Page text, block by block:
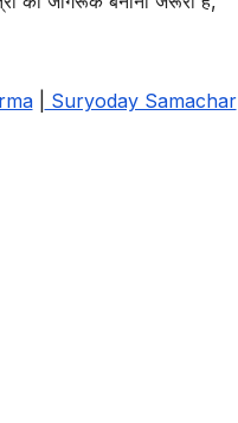
| Suryoday Samachar